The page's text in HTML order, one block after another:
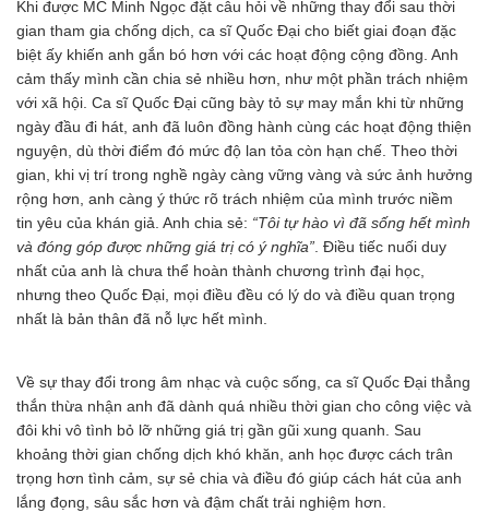
Khi được MC Minh Ngọc đặt câu hỏi về những thay đổi sau thời
gian tham gia chống dịch, ca sĩ Quốc Đại cho biết giai đoạn đặc
biệt ấy khiến anh gắn bó hơn với các hoạt động cộng đồng. Anh
cảm thấy mình cần chia sẻ nhiều hơn, như một phần trách nhiệm
với xã hội. Ca sĩ Quốc Đại cũng bày tỏ sự may mắn khi từ những
ngày đầu đi hát, anh đã luôn đồng hành cùng các hoạt động thiện
nguyện, dù thời điểm đó mức độ lan tỏa còn hạn chế. Theo thời
gian, khi vị trí trong nghề ngày càng vững vàng và sức ảnh hưởng
rộng hơn, anh càng ý thức rõ trách nhiệm của mình trước niềm
tin yêu của khán giả. Anh chia sẻ: “Tôi tự hào vì đã sống hết mình
và đóng góp được những giá trị có ý nghĩa” . Điều tiếc nuối duy
nhất của anh là chưa thể hoàn thành chương trình đại học,
nhưng theo Quốc Đại, mọi điều đều có lý do và điều quan trọng
nhất là bản thân đã nỗ lực hết mình.
Về sự thay đổi trong âm nhạc và cuộc sống, ca sĩ Quốc Đại thẳng
thắn thừa nhận anh đã dành quá nhiều thời gian cho công việc và
đôi khi vô tình bỏ lỡ những giá trị gần gũi xung quanh. Sau
khoảng thời gian chống dịch khó khăn, anh học được cách trân
trọng hơn tình cảm, sự sẻ chia và điều đó giúp cách hát của anh
lắng đọng, sâu sắc hơn và đậm chất trải nghiệm hơn.